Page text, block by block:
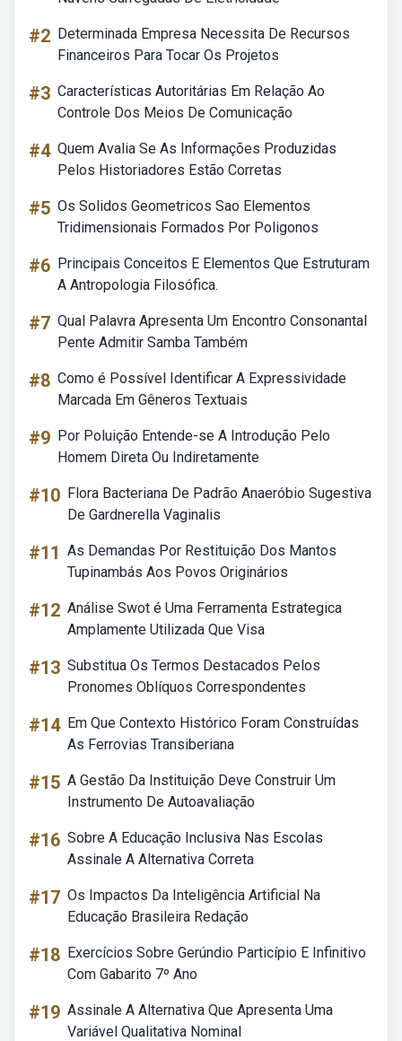
#2 Determinada Empresa Necessita De Recursos
Financeiros Para Tocar Os Projetos
#3 Características Autoritárias Em Relação Ao
Controle Dos Meios De Comunicação
#4 Quem Avalia Se As Informações Produzidas
Pelos Historiadores Estão Corretas
#5 Os Solidos Geometricos Sao Elementos
Tridimensionais Formados Por Poligonos
#6 Principais Conceitos E Elementos Que Estruturam
A Antropologia Filosófica.
#7 Qual Palavra Apresenta Um Encontro Consonantal
Pente Admitir Samba Também
#8 Como é Possível Identificar A Expressividade
Marcada Em Gêneros Textuais
#9 Por Poluição Entende-se A Introdução Pelo
Homem Direta Ou Indiretamente
#10 Flora Bacteriana De Padrão Anaeróbio Sugestiva
De Gardnerella Vaginalis
#11 As Demandas Por Restituição Dos Mantos
Tupinambás Aos Povos Originários
#12 Análise Swot é Uma Ferramenta Estrategica
Amplamente Utilizada Que Visa
#13 Substitua Os Termos Destacados Pelos
Pronomes Oblíquos Correspondentes
#14 Em Que Contexto Histórico Foram Construídas
As Ferrovias Transiberiana
#15 A Gestão Da Instituição Deve Construir Um
Instrumento De Autoavaliação
#16 Sobre A Educação Inclusiva Nas Escolas
Assinale A Alternativa Correta
#17 Os Impactos Da Inteligência Artificial Na
Educação Brasileira Redação
#18 Exercícios Sobre Gerúndio Particípio E Infinitivo
Com Gabarito 7º Ano
#19 Assinale A Alternativa Que Apresenta Uma
Variável Qualitativa Nominal